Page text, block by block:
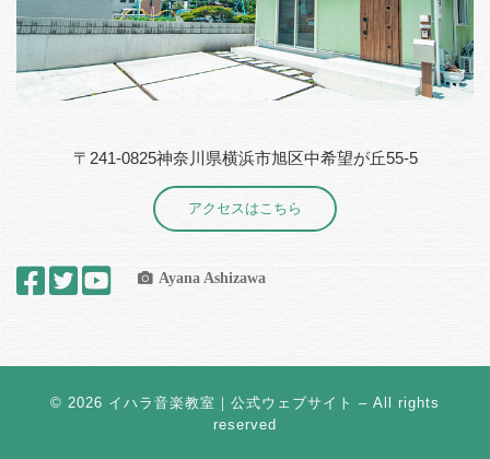
〒241-0825神奈川県横浜市旭区中希望が丘55-5
アクセスはこちら
Ayana Ashizawa
© 2026 イハラ音楽教室｜公式ウェブサイト – All rights
reserved